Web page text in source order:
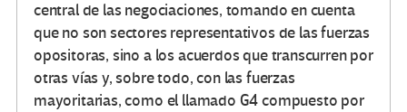
central de las negociaciones, tomando en cuenta
que no son sectores representativos de las fuerzas
opositoras, sino a los acuerdos que transcurren por
otras vías y, sobre todo, con las fuerzas
mayoritarias, como el llamado G4 compuesto por